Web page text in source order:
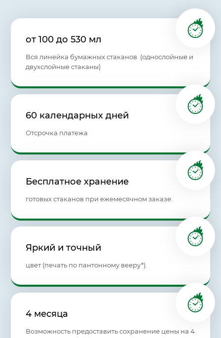
от 100 до 530 мл
Вся линейка бумажных стаканов (однослойные и
двухслойные стаканы)
60 календарных дней
Отсрочка платежа
Бесплатное хранение
готовых стаканов при ежемесячном заказе.
Яркий и точный
цвет (печать по пантонному вееру*).
4 месяца
Возможность предоставить сохранение цены на 4